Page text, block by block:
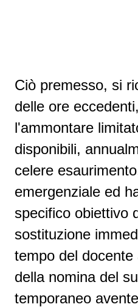
Ciò premesso, si
delle ore
l'ammontare
disponibili,
celere
emergenziale ed
specifico obiettivo
sostituzione
tempo del
della nomina del
temporaneo